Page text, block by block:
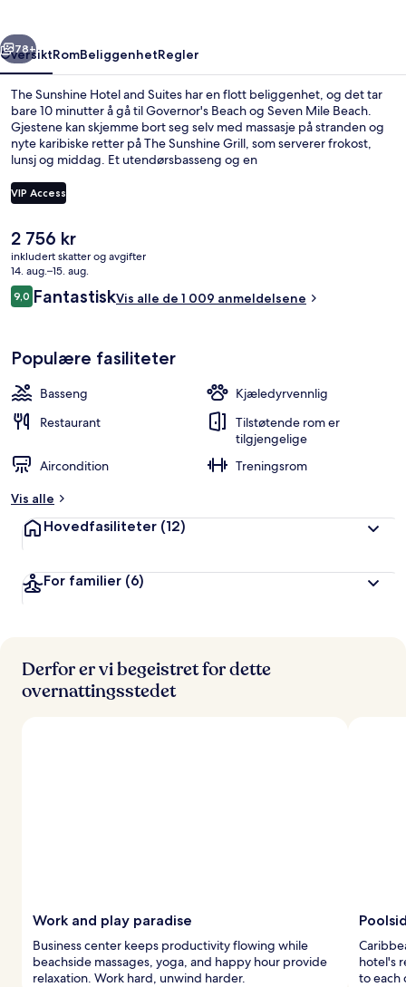
Neste
78+
OversiktRomBeliggenhetRegler
The Sunshine Hotel and Suites har en flott beliggenhet, og det tar
bare 10 minutter å gå til Governor's Beach og Seven Mile Beach.
Gjestene kan skjemme bort seg selv med massasje på stranden og
nyte karibiske retter på The Sunshine Grill, som serverer frokost,
lunsj og middag. Et utendørsbasseng og en
til romfasiliteter som kjøleskap med fryser og mikrobølgeovn. Andre
reisende skryter av den vennlige betjeningen og restauranten.
VIP Access
Den
nåværende
prisen
er
2 756 kr
2 756 kr
inkludert skatter og avgifter
14. aug.–15. aug.
Anmeldelser
9,09,0 av 10 –
FantastiskVis alle de 1 009 anmeldelsene
Populære fasiliteter
Basseng
Kjæledyrvennlig
Restaurant
Tilstøtende rom er
tilgjengelige
Aircondition
Treningsrom
Vis alle
Hovedfasiliteter (12)
For familier (6)
Derfor er vi begeistret for dette
overnattingsstedet
Work and play paradise
Business center keeps productivity flowing while
beachside massages, yoga, and happy hour provide
relaxation. Work hard, unwind harder.
hotel's
to each